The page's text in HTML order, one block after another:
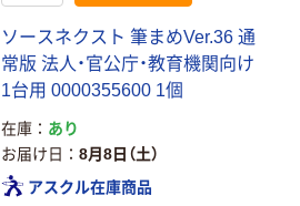
ソースネクスト 筆まめVer.36 通
常版 法人・官公庁・教育機関向け
1台用 0000355600 1個
在庫
あり
お届け日
8月8日（土）
アスクル在庫商品